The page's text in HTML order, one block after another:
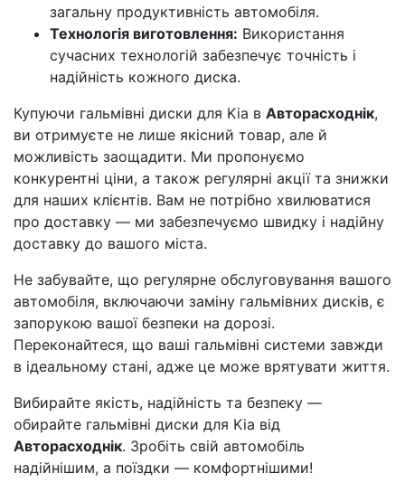
загальну продуктивність автомобіля.
Технологія виготовлення: Використання
сучасних технологій забезпечує точність і
надійність кожного диска.
Купуючи гальмівні диски для Kia в Авторасходнік,
ви отримуєте не лише якісний товар, але й
можливість заощадити. Ми пропонуємо
конкурентні ціни, а також регулярні акції та знижки
для наших клієнтів. Вам не потрібно хвилюватися
про доставку — ми забезпечуємо швидку і надійну
доставку до вашого міста.
Не забувайте, що регулярне обслуговування вашого
автомобіля, включаючи заміну гальмівних дисків, є
запорукою вашої безпеки на дорозі.
Переконайтеся, що ваші гальмівні системи завжди
в ідеальному стані, адже це може врятувати життя.
Вибирайте якість, надійність та безпеку —
обирайте гальмівні диски для Kia від
Авторасходнік. Зробіть свій автомобіль
надійнішим, а поїздки — комфортнішими!